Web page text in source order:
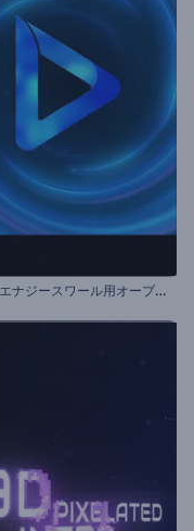
ネ
オンエナジースワール用オープニング動画